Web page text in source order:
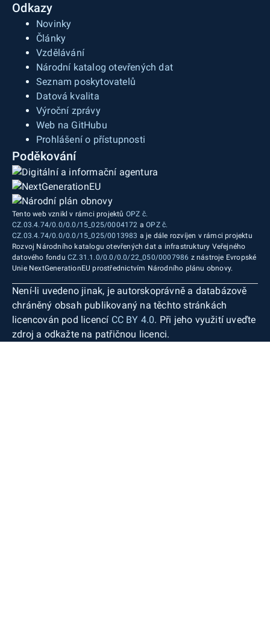
Odkazy
Novinky
Články
Vzdělávání
Národní katalog otevřených dat
Seznam poskytovatelů
Datová kvalita
Výroční zprávy
Web na GitHubu
Prohlášení o přístupnosti
Poděkování
Tento web vznikl v rámci projektů OPZ č.
CZ.03.4.74/0.0/0.0/15_025/0004172 aOPZ č.
CZ.03.4.74/0.0/0.0/15_025/0013983 a je dále rozvíjen v rámci projektu
Rozvoj Národního katalogu otevřených dat a infrastruktury Veřejného
datového fondu CZ.31.1.0/0.0/0.0/22_050/0007986 z nástroje Evropské
Unie NextGenerationEU prostřednictvím Národního plánu obnovy.
Není-li uvedeno jinak, je autorskoprávně a databázově
chráněný obsah publikovaný na těchto stránkách
licencován pod licencí CC BY 4.0. Při jeho využití uveďte
zdroj a odkažte na patřičnou licenci.